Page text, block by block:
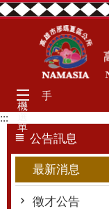
跳到主要內容區塊
手
機
單
:::
公告訊息
最新消息
徵才公告